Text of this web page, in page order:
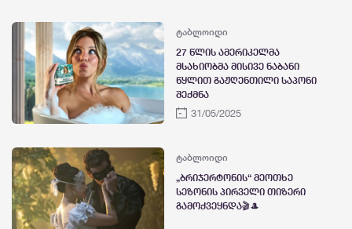
ტაბლოიდი
27 წლის ამერიკელმა
მსახიობმა მისივე ნაბანი
წყლით გაჟღენთილი საპონი
შექმნა
31/05/2025
ტაბლოიდი
„ბრიჯერტონის“ მეოთხე
სეზონის პირველი თიზერი
გამოქვეყნდა🎬🎩